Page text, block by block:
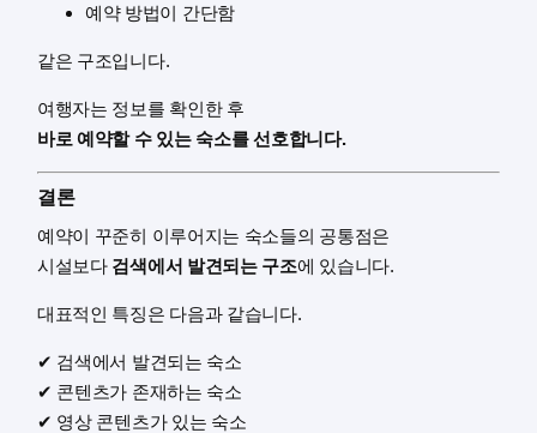
예약 방법이 간단함
같은 구조입니다.
여행자는 정보를 확인한 후
바로 예약할 수 있는 숙소를 선호합니다.
결론
예약이 꾸준히 이루어지는 숙소들의 공통점은
시설보다 검색에서 발견되는 구조에 있습니다.
대표적인 특징은 다음과 같습니다.
✔ 검색에서 발견되는 숙소
✔ 콘텐츠가 존재하는 숙소
✔ 영상 콘텐츠가 있는 숙소